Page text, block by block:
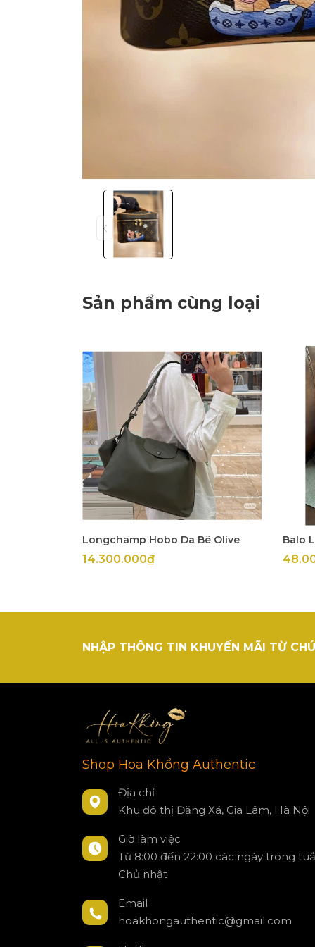
Sản phẩm cùng loại
Longchamp Hobo Da Bê Olive
14.300.000₫
Balo
NHẬP THÔNG TIN KHUYẾN MÃI TỪ
Shop Hoa Khổng Authentic
Địa chỉ
Khu đô thị Đặng Xá, Gia Lâm, Hà Nội
Giờ làm việc
Từ 8:00 đến 22:00 các ngày trong
Chủ nhật
Email
hoakhongauthentic@gmail.com